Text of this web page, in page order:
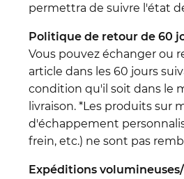
permettra de suivre l'état
Politique de retour de 60
Vous pouvez échanger ou
article dans les 60 jours
condition qu'il soit dans le
livraison. *Les produits sur
d'échappement
frein, etc.) ne sont pas
Expéditions